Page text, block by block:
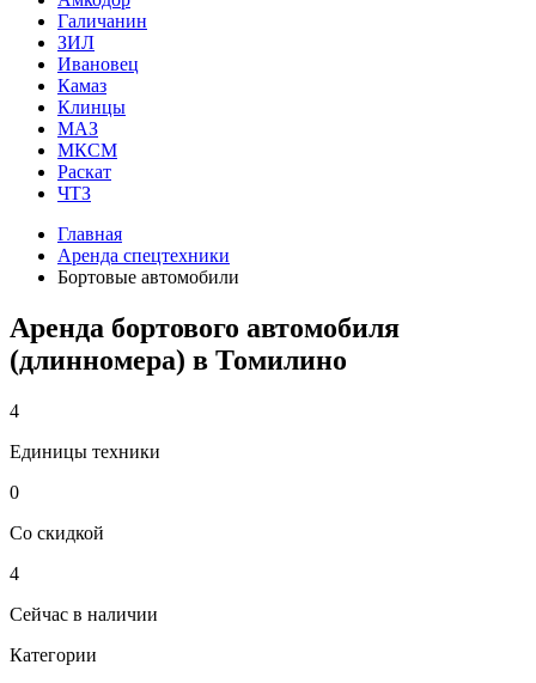
Галичанин
ЗИЛ
Ивановец
Камаз
Клинцы
МАЗ
МКСМ
Раскат
ЧТЗ
Главная
Аренда спецтехники
Бортовые автомобили
Аренда бортового автомобиля
(длинномера) в Томилино
4
Единицы техники
0
Со скидкой
4
Сейчас в наличии
Категории